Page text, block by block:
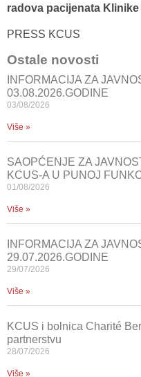
radova pacijenata
PRESS KCUS
Ostale novosti
INFORMACIJA ZA
03.08.2026.GODINE
03/08/2026
Više »
SAOPĆENJE ZA
KCUS-A U PUNOJ
01/08/2026
Više »
INFORMACIJA ZA
29.07.2026.GODINE
29/07/2026
Više »
KCUS i bolnica Charité
partnerstvu
28/07/2026
Više »